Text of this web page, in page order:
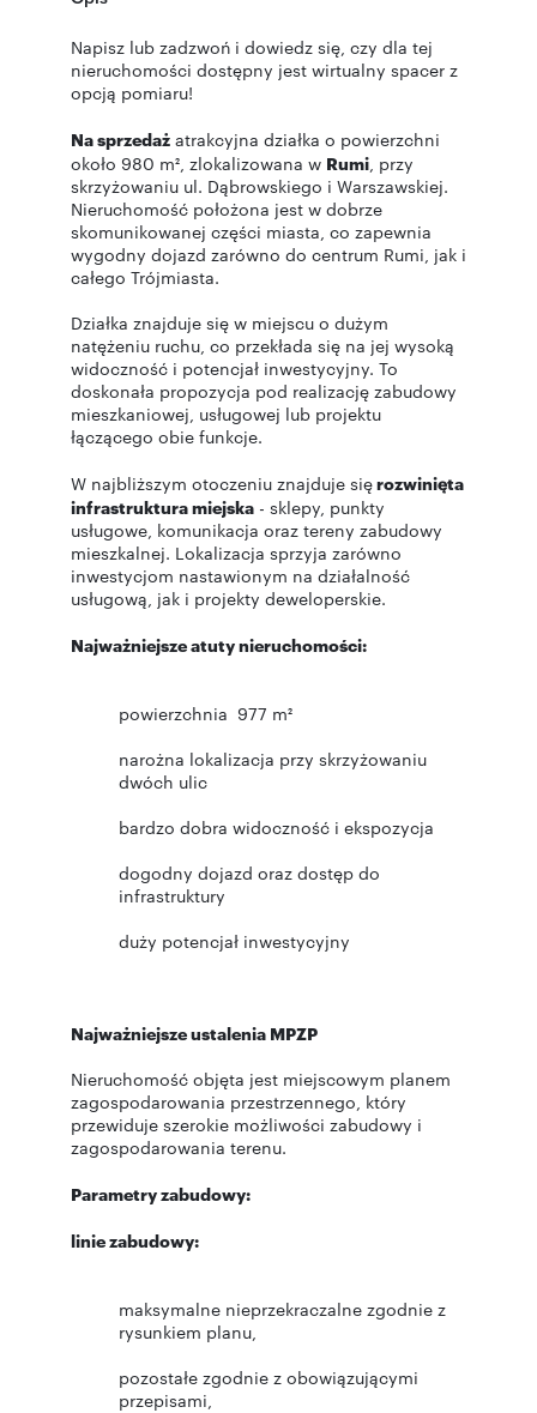
Napisz lub zadzwoń i dowiedz się, czy dla tej
nieruchomości dostępny jest wirtualny spacer z
opcją pomiaru!
Na sprzedaż atrakcyjna działka o powierzchni
około 980 m², zlokalizowana w Rumi, przy
skrzyżowaniu ul. Dąbrowskiego i Warszawskiej.
Nieruchomość położona jest w dobrze
skomunikowanej części miasta, co zapewnia
wygodny dojazd zarówno do centrum Rumi, jak i
całego Trójmiasta.
Działka znajduje się w miejscu o dużym
natężeniu ruchu, co przekłada się na jej wysoką
widoczność i potencjał inwestycyjny. To
doskonała propozycja pod realizację zabudowy
mieszkaniowej, usługowej lub projektu
łączącego obie funkcje.
W najbliższym otoczeniu znajduje sięrozwinięta
infrastruktura miejska - sklepy, punkty
usługowe, komunikacja oraz tereny zabudowy
mieszkalnej. Lokalizacja sprzyja zarówno
inwestycjom nastawionym na działalność
usługową, jak i projekty deweloperskie.
Najważniejsze atuty nieruchomości:
powierzchnia 977 m²
narożna lokalizacja przy skrzyżowaniu
dwóch ulic
bardzo dobra widoczność i ekspozycja
dogodny dojazd oraz dostęp do
infrastruktury
duży potencjał inwestycyjny
Najważniejsze ustalenia MPZP
Nieruchomość objęta jest miejscowym planem
zagospodarowania przestrzennego, który
przewiduje szerokie możliwości zabudowy i
zagospodarowania terenu.
Parametry zabudowy:
linie zabudowy:
maksymalne nieprzekraczalne zgodnie z
rysunkiem planu,
pozostałe zgodnie z obowiązującymi
przepisami,